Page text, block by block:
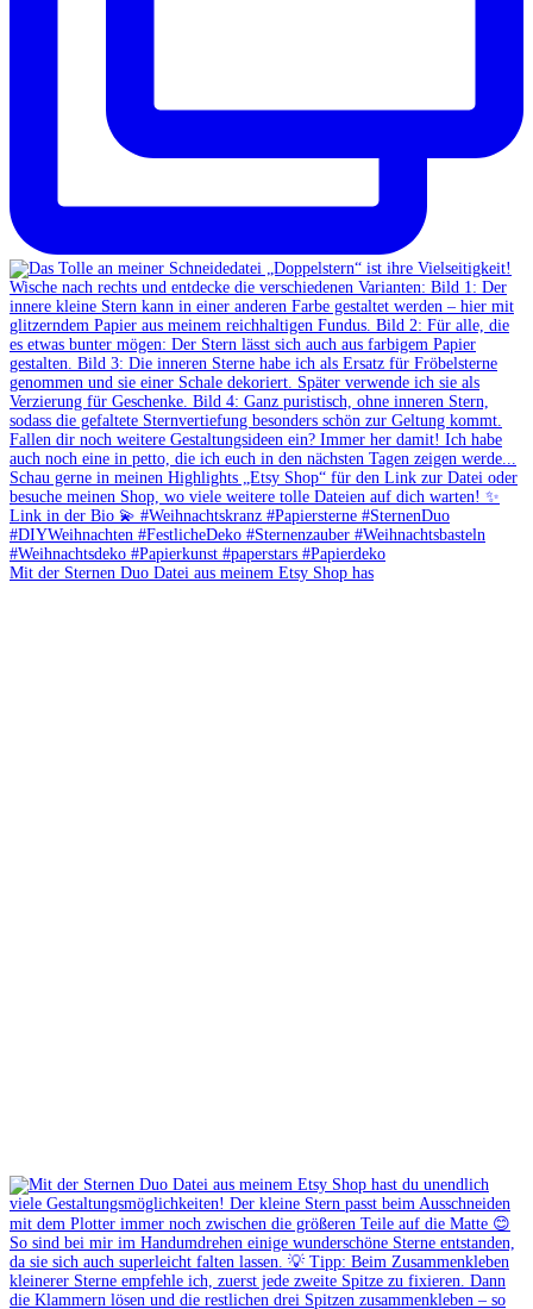
Mit der Sternen Duo Datei aus meinem Etsy Shop has